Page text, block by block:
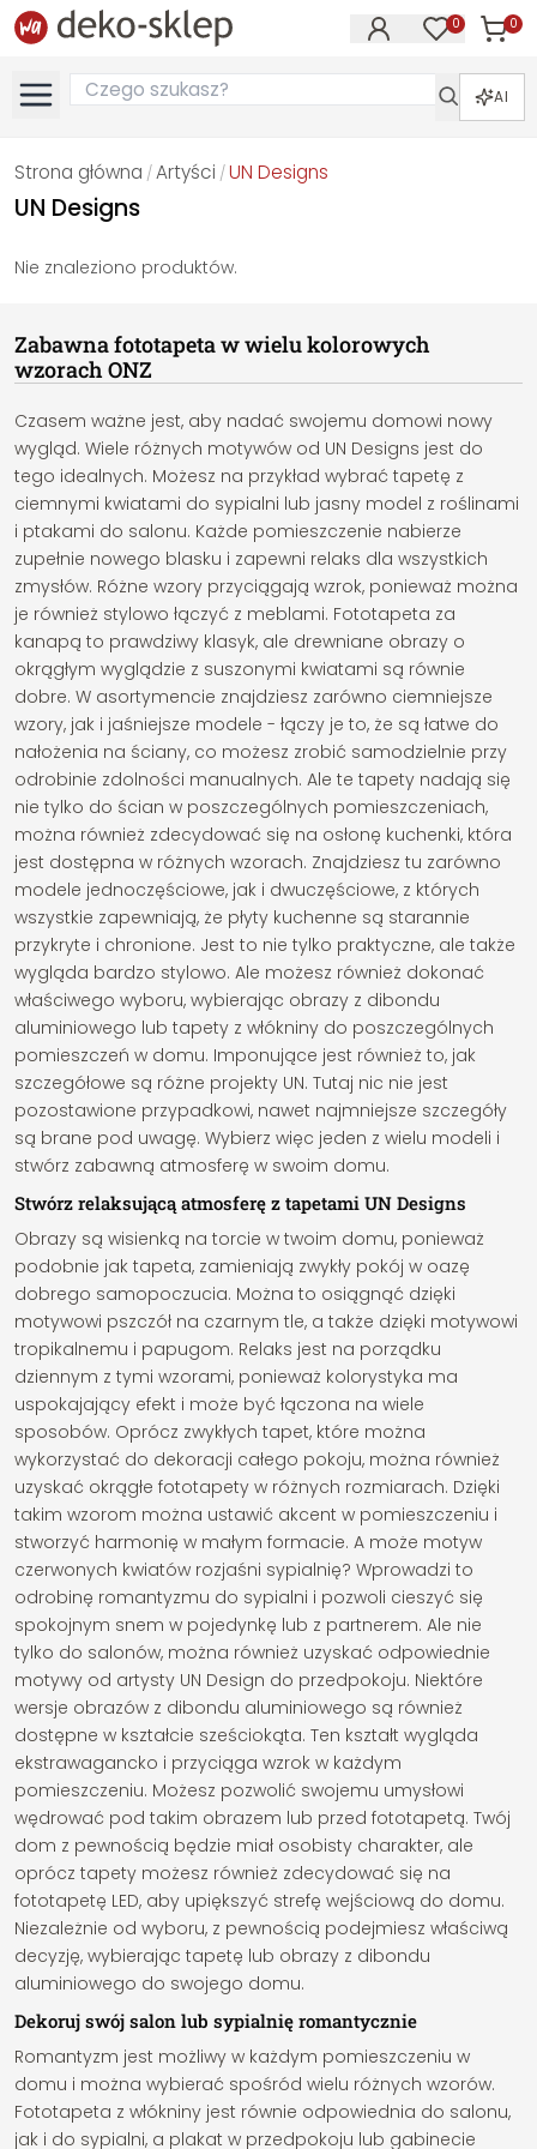
0 0
AI
Strona główna /Artyści /UN Designs
UN Designs
Nie znaleziono produktów.
Zabawna fototapeta w wielu kolorowych
wzorach ONZ
Czasem ważne jest, aby nadać swojemu domowi nowy
wygląd. Wiele różnych motywów od UN Designs jest do
tego idealnych. Możesz na przykład wybrać tapetę z
ciemnymi kwiatami do sypialni lub jasny model z roślinami
i ptakami do salonu. Każde pomieszczenie nabierze
zupełnie nowego blasku i zapewni relaks dla wszystkich
zmysłów. Różne wzory przyciągają wzrok, ponieważ można
je również stylowo łączyć z meblami. Fototapeta za
kanapą to prawdziwy klasyk, ale drewniane obrazy o
okrągłym wyglądzie z suszonymi kwiatami są równie
dobre. W asortymencie znajdziesz zarówno ciemniejsze
wzory, jak i jaśniejsze modele - łączy je to, że są łatwe do
nałożenia na ściany, co możesz zrobić samodzielnie przy
odrobinie zdolności manualnych. Ale te tapety nadają się
nie tylko do ścian w poszczególnych pomieszczeniach,
można również zdecydować się na osłonę kuchenki, która
jest dostępna w różnych wzorach. Znajdziesz tu zarówno
modele jednoczęściowe, jak i dwuczęściowe, z których
wszystkie zapewniają, że płyty kuchenne są starannie
przykryte i chronione. Jest to nie tylko praktyczne, ale także
wygląda bardzo stylowo. Ale możesz również dokonać
właściwego wyboru, wybierając obrazy z dibondu
aluminiowego lub tapety z włókniny do poszczególnych
pomieszczeń w domu. Imponujące jest również to, jak
szczegółowe są różne projekty UN. Tutaj nic nie jest
pozostawione przypadkowi, nawet najmniejsze szczegóły
są brane pod uwagę. Wybierz więc jeden z wielu modeli i
stwórz zabawną atmosferę w swoim domu.
Stwórz relaksującą atmosferę z tapetami UN Designs
Obrazy są wisienką na torcie w twoim domu, ponieważ
podobnie jak tapeta, zamieniają zwykły pokój w oazę
dobrego samopoczucia. Można to osiągnąć dzięki
motywowi pszczół na czarnym tle, a także dzięki motywowi
tropikalnemu i papugom. Relaks jest na porządku
dziennym z tymi wzorami, ponieważ kolorystyka ma
uspokajający efekt i może być łączona na wiele
sposobów. Oprócz zwykłych tapet, które można
wykorzystać do dekoracji całego pokoju, można również
uzyskać okrągłe fototapety w różnych rozmiarach. Dzięki
takim wzorom można ustawić akcent w pomieszczeniu i
stworzyć harmonię w małym formacie. A może motyw
czerwonych kwiatów rozjaśni sypialnię? Wprowadzi to
odrobinę romantyzmu do sypialni i pozwoli cieszyć się
spokojnym snem w pojedynkę lub z partnerem. Ale nie
tylko do salonów, można również uzyskać odpowiednie
motywy od artysty UN Design do przedpokoju. Niektóre
wersje obrazów z dibondu aluminiowego są również
dostępne w kształcie sześciokąta. Ten kształt wygląda
ekstrawagancko i przyciąga wzrok w każdym
pomieszczeniu. Możesz pozwolić swojemu umysłowi
wędrować pod takim obrazem lub przed fototapetą. Twój
dom z pewnością będzie miał osobisty charakter, ale
oprócz tapety możesz również zdecydować się na
fototapetę LED, aby upiększyć strefę wejściową do domu.
Niezależnie od wyboru, z pewnością podejmiesz właściwą
decyzję, wybierając tapetę lub obrazy z dibondu
aluminiowego do swojego domu.
Dekoruj swój salon lub sypialnię romantycznie
Romantyzm jest możliwy w każdym pomieszczeniu w
domu i można wybierać spośród wielu różnych wzorów.
Fototapeta z włókniny jest równie odpowiednia do salonu,
jak i do sypialni, a plakat w przedpokoju lub gabinecie